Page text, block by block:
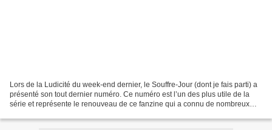
Lors de la Ludicité du week-end dernier, le Souffre-Jour (dont je fais parti) a
présenté son tout dernier numéro. Ce numéro est l’un des plus utile de la
série et représente le renouveau de ce fanzine qui a connu de nombreux